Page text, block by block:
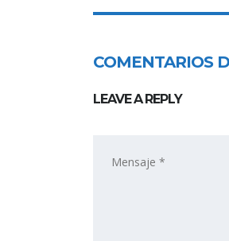
COMENTARIOS
LEAVE A REPLY